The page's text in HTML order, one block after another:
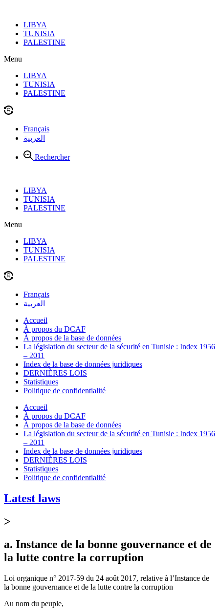
contenuLIBYA
TUNISIA
PALESTINE
Menu
LIBYA
TUNISIA
PALESTINE
Français
العربية
Rechercher
LIBYA
TUNISIA
PALESTINE
Menu
LIBYA
TUNISIA
PALESTINE
Français
العربية
Accueil
À propos du DCAF
À propos de la base de données
La législation du secteur de la sécurité en Tunisie : Index 1956
– 2011
Index de la base de données juridiques
DERNIÈRES LOIS
Statistiques
Politique de confidentialité
Accueil
À propos du DCAF
À propos de la base de données
La législation du secteur de la sécurité en Tunisie : Index 1956
– 2011
Index de la base de données juridiques
DERNIÈRES LOIS
Statistiques
Politique de confidentialité
Latest laws
>
a. Instance de la bonne gouvernance et de
la lutte contre la corruption
Loi organique n° 2017-59 du 24 août 2017, relative à l’Instance de
la bonne gouvernance et de la lutte contre la corruption
Au nom du peuple,